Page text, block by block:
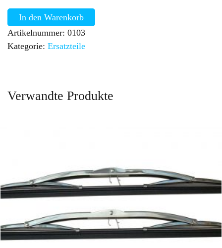
In den Warenkorb
Artikelnummer: 0103
Kategorie: Ersatzteile
Verwandte Produkte